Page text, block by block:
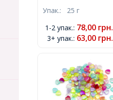
10x4мм, Отвір 1.5мм,
Упак.: 25 г
1-2 упак.: 78,00 грн.
3+ упак.: 63,00 грн.